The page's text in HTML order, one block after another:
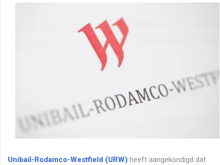
Unibail-Rodamco-Westfield (URW) heeft aangekondigd dat